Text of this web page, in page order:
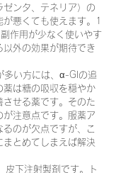
ゼンタ、テネリア）の
悪くても使えます。1
作用が少なく使いやす
以外の効果が期待でき
い方には、α-GIの追
薬は糖の吸収を穏やか
させる薬です。そのた
が注意点です。服薬ア
るのが欠点ですが、こ
まとめてしまえば解決
下注射製剤です。ト